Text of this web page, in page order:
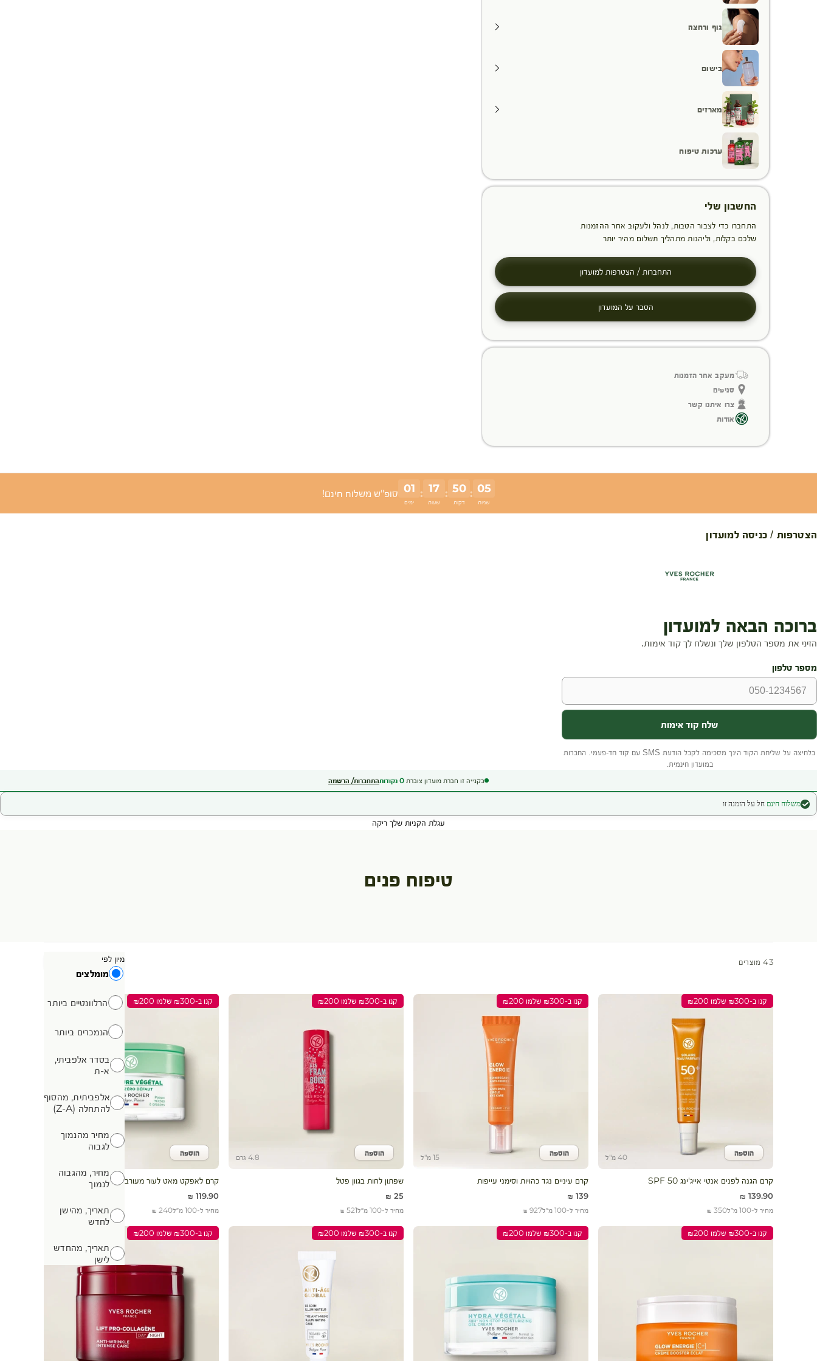
גוף ורחצה
בישום
מארזים
ערכות טיפוח
החשבון שלי
התחברו כדי לצבור הטבות, לנהל ולעקוב אחר ההזמנות
שלכם בקלות, וליהנות מתהליך תשלום מהיר יותר
התחברות / הצטרפות למועדון
הסבר על המועדון
מעקב אחר הזמנות
סניפים
צרו איתנו קשר
אודות
01
ימים
: 17
שעות
: 50
דקות
: 04
שניות
סופ"ש משלוח חינם!
הצטרפות / כניסה למועדון
בקנייה זו חברת מועדון צוברת 0 נקודותהתחברות/ הרשמה
משלוח חינם חל על הזמנה זו
עגלת הקניות שלך ריקה
טיפוח פנים
מיון לפי:
מיון לפי
מומלצים
הרלוונטיים ביותר
הנמכרים ביותר
בסדר אלפביתי,
א-ת
אלפביתית, מהסוף
להתחלה (Z-A)
מחיר מהנמוך
לגבוה
מחיר, מהגבוה
לנמוך
תאריך, מהישן
לחדש
תאריך, מהחדש
לישן
43 מוצרים
קנו ב-₪300 שלמו ₪200
40 מ"ל הוסף לעגלההוספה
קרם הגנה לפנים אנטי אייג'ינג SPF 50
מחיר מבצע
139.90 ₪
מחיר ל-100 מ״ל 350 ₪
קנו ב-₪300 שלמו ₪200
15 מ"ל הוסף לעגלההוספה
קרם עיניים נגד כהויות וסימני עייפות
מחיר מבצע
139 ₪
מחיר ל-100 מ״ל 927 ₪
קנו ב-₪300 שלמו ₪200
4.8 גרם הוסף לעגלההוספה
שפתון לחות בגוון פטל
מחיר מבצע
25 ₪
מחיר ל-100 מ״ל 521 ₪
קנו ב-₪300 שלמו ₪200
הוסף לעגלההוספה
קרם לאפקט מאט לעור מעורב - שומני
מחיר מבצע
119.90 ₪
מחיר ל-100 מ״ל 240 ₪
קנו ב-₪300 שלמו ₪200 קנו ב-₪300 שלמו ₪200 קנו ב-₪300 שלמו ₪200 קנו ב-₪300 שלמו ₪200